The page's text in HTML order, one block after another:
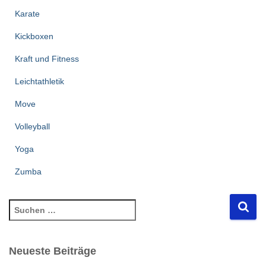
Karate
Kickboxen
Kraft und Fitness
Leichtathletik
Move
Volleyball
Yoga
Zumba
u
e
Neueste Beiträge